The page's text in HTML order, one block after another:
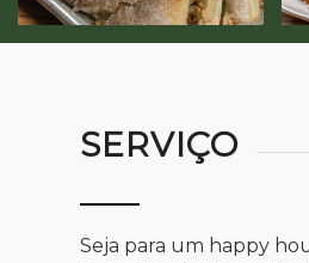
SERVIÇO
Seja para um happy